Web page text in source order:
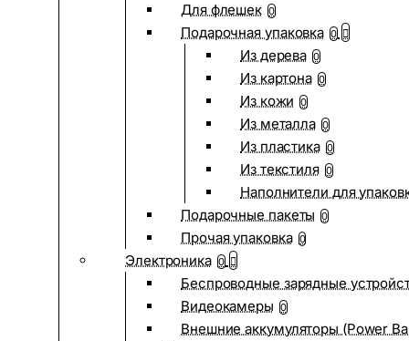
Для флешек 0
Подарочная упаковка 0
Из дерева 0
Из картона 0
Из кожи 0
Из металла 0
Из пластика 0
Из текстиля 0
Наполнители для
Подарочные пакеты 0
Прочая упаковка 0
Электроника 0
Беспроводные зарядные
Видеокамеры 0
Внешние аккумуляторы (Power